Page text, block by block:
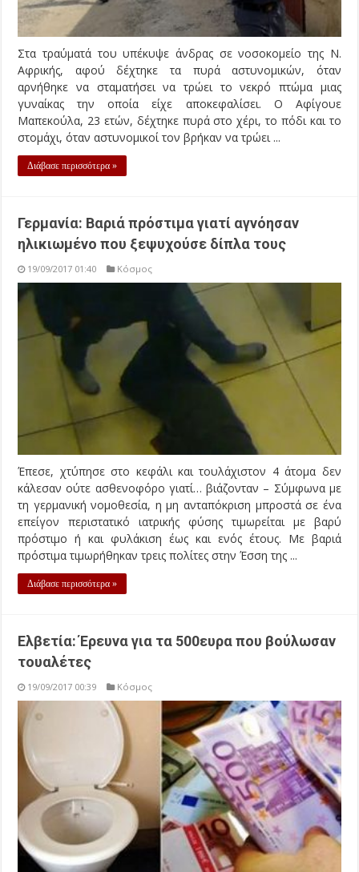
Στα τραύματά του υπέκυψε άνδρας σε νοσοκομείο της Ν.
Αφρικής, αφού δέχτηκε τα πυρά αστυνομικών, όταν
αρνήθηκε να σταματήσει να τρώει το νεκρό πτώμα μιας
γυναίκας την οποία είχε αποκεφαλίσει. Ο Αφίγουε
Μαπεκούλα, 23 ετών, δέχτηκε πυρά στο χέρι, το πόδι και το
στομάχι, όταν αστυνομικοί τον βρήκαν να τρώει ...
Διάβασε περισσότερα »
Γερμανία: Βαριά πρόστιμα γιατί αγνόησαν
ηλικιωμένο που ξεψυχούσε δίπλα τους
19/09/2017 01:40 Κόσμος
Έπεσε, χτύπησε στο κεφάλι και τουλάχιστον 4 άτομα δεν
κάλεσαν ούτε ασθενοφόρο γιατί… βιάζονταν – Σύμφωνα με
τη γερμανική νομοθεσία, η μη ανταπόκριση μπροστά σε ένα
επείγον περιστατικό ιατρικής φύσης τιμωρείται με βαρύ
πρόστιμο ή και φυλάκιση έως και ενός έτους. Με βαριά
πρόστιμα τιμωρήθηκαν τρεις πολίτες στην Έσση της ...
Διάβασε περισσότερα »
Ελβετία: Έρευνα για τα 500ευρα που βούλωσαν
τουαλέτες
19/09/2017 00:39 Κόσμος